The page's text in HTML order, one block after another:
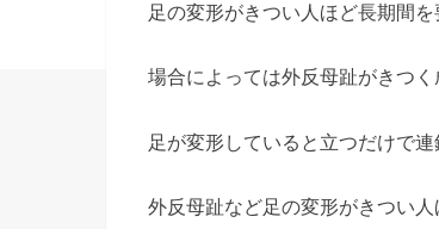
足の変形がきつい人ほど長期間を
場合によっては外反母趾がきつ
足が変形していると立つだけで
外反母趾など足の変形がきつい